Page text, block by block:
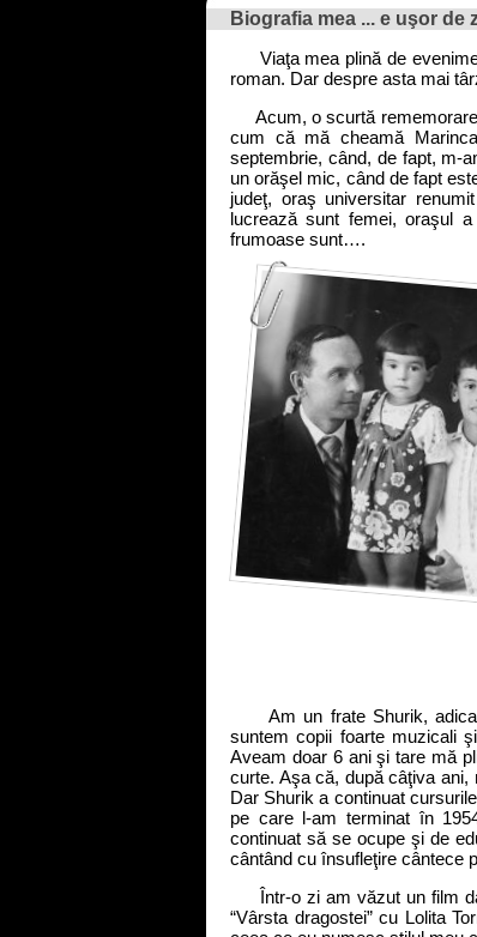
Biografia mea ... e uşor de
Viaţa mea plină de
roman. Dar despre asta mai
Acum, o scurtă
cum că mă cheamă
septembrie, când, de fapt, m-
un orăşel mic, când de fapt
judeţ, oraş universitar
lucrează sunt femei, oraşul a
frumoase sunt….
Am un frate Shurik, adica
suntem copii foarte muzicali
Aveam doar 6 ani şi tare mă
curte. Aşa că, după câţiva
Dar Shurik a continuat
pe care l-am terminat în
continuat să se ocupe şi de
cântând cu însufleţire cântece
Într-o zi am văzut un film
“Vârsta dragostei” cu Lolita